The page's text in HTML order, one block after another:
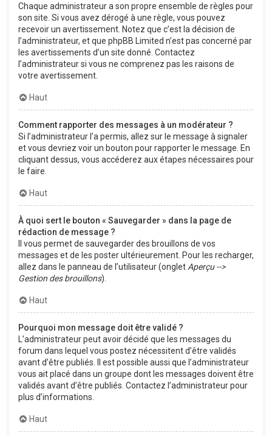
Chaque administrateur a son propre ensemble de règles pour
son site. Si vous avez dérogé à une règle, vous pouvez
recevoir un avertissement. Notez que c’est la décision de
l’administrateur, et que phpBB Limited n’est pas concerné par
les avertissements d’un site donné. Contactez
l’administrateur si vous ne comprenez pas les raisons de
votre avertissement.
Haut
Comment rapporter des messages à un modérateur ?
Si l’administrateur l’a permis, allez sur le message à signaler
et vous devriez voir un bouton pour rapporter le message. En
cliquant dessus, vous accéderez aux étapes nécessaires pour
le faire.
Haut
À quoi sert le bouton « Sauvegarder » dans la page de
rédaction de message ?
Il vous permet de sauvegarder des brouillons de vos
messages et de les poster ultérieurement. Pour les recharger,
allez dans le panneau de l’utilisateur (onglet Aperçu -->
Gestion des brouillons).
Haut
Pourquoi mon message doit être validé ?
L’administrateur peut avoir décidé que les messages du
forum dans lequel vous postez nécessitent d’être validés
avant d’être publiés. Il est possible aussi que l’administrateur
vous ait placé dans un groupe dont les messages doivent être
validés avant d’être publiés. Contactez l’administrateur pour
plus d’informations.
Haut